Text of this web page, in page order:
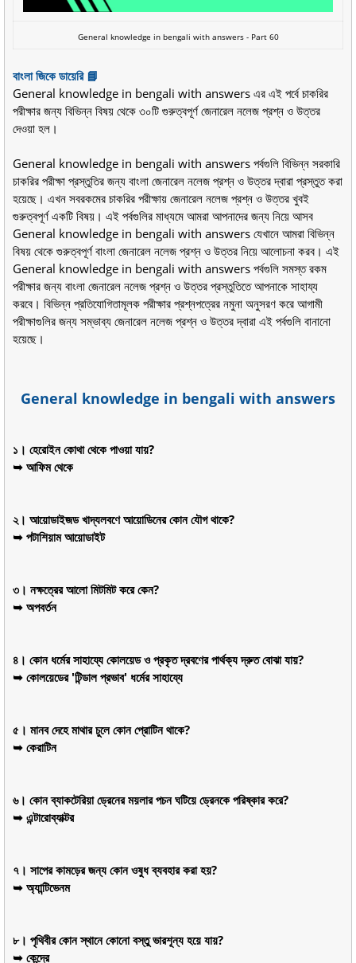
General knowledge in bengali with answers - Part 60
বাংলা জিকে ডায়েরি 📘
General knowledge in bengali with answers এর এই পর্বে চাকরির
পরীক্ষার জন্য বিভিন্ন বিষয় থেকে ৩০টি গুরুত্বপূর্ণ জেনারেল নলেজ প্রশ্ন ও উত্তর
দেওয়া হল।
General knowledge in bengali with answers পর্বগুলি বিভিন্ন সরকারি
চাকরির পরীক্ষা প্রস্তুতির জন্য বাংলা জেনারেল নলেজ প্রশ্ন ও উত্তর দ্বারা প্রস্তুত করা
হয়েছে। এখন সবরকমের চাকরির পরীক্ষায় জেনারেল নলেজ প্রশ্ন ও উত্তর খুবই
গুরুত্বপূর্ণ একটি বিষয়। এই পর্বগুলির মাধ্যমে আমরা আপনাদের জন্য নিয়ে আসব
General knowledge in bengali with answers যেখানে আমরা বিভিন্ন
বিষয় থেকে গুরুত্বপূর্ণ বাংলা জেনারেল নলেজ প্রশ্ন ও উত্তর নিয়ে আলোচনা করব। এই
General knowledge in bengali with answers পর্বগুলি সমস্ত রকম
পরীক্ষার জন্য বাংলা জেনারেল নলেজ প্রশ্ন ও উত্তর প্রস্তুতিতে আপনাকে সাহায্য
করবে। বিভিন্ন প্রতিযোগিতামূলক পরীক্ষার প্রশ্নপত্রের নমুনা অনুসরণ করে আগামী
পরীক্ষাগুলির জন্য সম্ভাব্য জেনারেল নলেজ প্রশ্ন ও উত্তর দ্বারা এই পর্বগুলি বানানো
হয়েছে।
General knowledge in bengali with answers
১। হেরোইন কোথা থেকে পাওয়া যায়?
➥ আফিম থেকে
২। আয়োডাইজড খাদ্যলবণে আয়োডিনের কোন যৌগ থাকে?
➥ পটাশিয়াম আয়োডাইট
৩। নক্ষত্রের আলো মিটমিট করে কেন?
➥ অপবর্তন
৪। কোন ধর্মের সাহায্যে কোলয়েড ও প্রকৃত দ্রবণের পার্থক্য দ্রুত বোঝা যায়?
➥ কোলয়েডের 'টিন্ডাল প্রভাব' ধর্মের সাহায্যে
৫। মানব দেহে মাথার চুলে কোন প্রোটিন থাকে?
➥ কেরাটিন
৬। কোন ব্যাকটেরিয়া ড্রেনের ময়লার পচন ঘটিয়ে ড্রেনকে পরিষ্কার করে?
➥ এন্টারোব্যাক্টর
৭। সাপের কামড়ের জন্য কোন ওষুধ ব্যবহার করা হয়?
➥ অ্যান্টিভেনম
৮। পৃথিবীর কোন স্থানে কোনো বস্তু ভারশূন্য হয়ে যায়?
➥ কেন্দ্রে